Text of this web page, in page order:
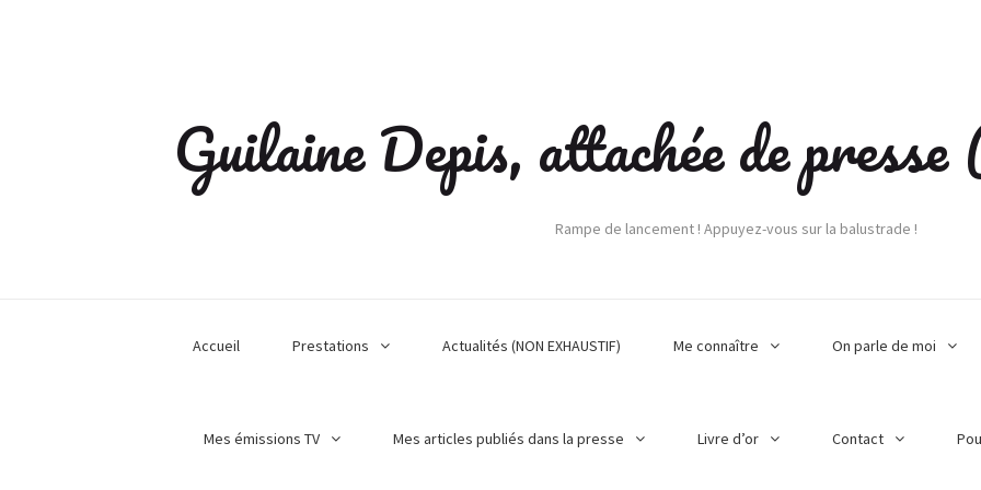
Guilaine Depis, attachée de
Rampe de lancement ! Appuyez-vous sur la balustrade !
Accueil Prestations Actualités (NON EXHAUSTIF) Me connaître On parle de moi
Mes émissions TV Mes articles publiés dans la presse Livre d’or Contact